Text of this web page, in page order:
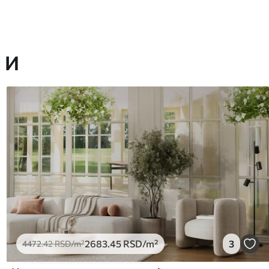
4472.42RSD/m²2683.45 RSD/m² 3